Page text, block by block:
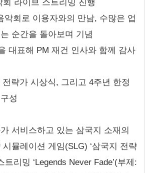
라이브 스트리밍 진행
악회로 이용자와의 만남, 수많은 업
순간을 돌아보며 기념
대표해 PM 재건 인사와 함께 감사
략가 시상식, 그리고 4주년 한정
성
서비스하고 있는 삼국지 소재의
뮬레이션 게임(SLG) ‘삼국지 전략
트리밍 ‘Legends Never Fade’(부제: